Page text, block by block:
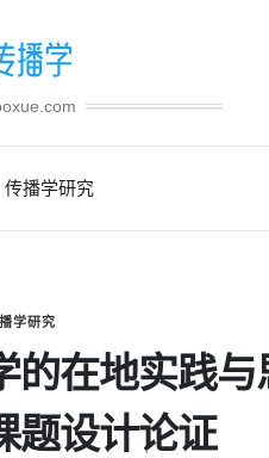
传播学研究
学研究
的在地实践与
题设计论证